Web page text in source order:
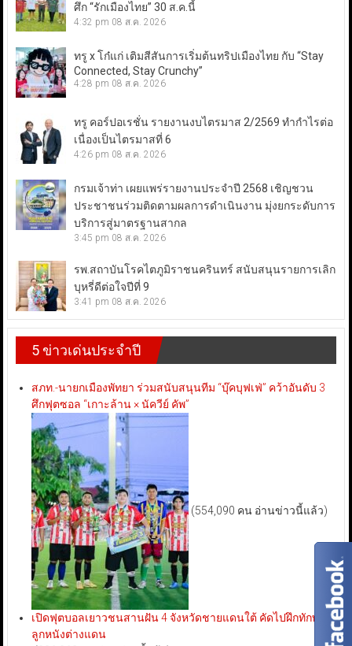
ศึก “รักเมืองไทย” 30 ส.ค.นี้
4:32 pm 08 ส.ค. 2026
ทรู x โก๋แก่ เติมสีสันการเริ่มต้นทริปเมืองไทย กับ “Stay
Connected, Stay Crunchy”
4:28 pm 08 ส.ค. 2026
ทรู คอร์ปอเรชั่น รายงานงบไตรมาส 2/2569 ทำกำไรต่อ
เนื่องเป็นไตรมาสที่ 6
4:26 pm 08 ส.ค. 2026
กรมเจ้าท่า เผยแพร่รายงานประจำปี 2568 เชิญชวน
ประชาชนร่วมติดตามผลการดำเนินงาน มุ่งยกระดับการ
บริการสู่มาตรฐานสากล
3:45 pm 08 ส.ค. 2026
รพ.สถาบันโรคไตภูมิราชนครินทร์ สนับสนุนรายการเลิก
บุหรี่ดีต่อใจปีที่ 9
3:41 pm 08 ส.ค. 2026
5 ข่าวเด่นประจำปี
สภท.-นายกเมืองพัทยา ร่วมสนับสนุนทีม “บุ๊คบุฟเฟ่” คว้าอันดับ 3
ศึกฟุตซอล “เกาะล้าน × นัควีย์ คัพ”
(554,090 คน อ่านข่าวนี้แล้ว)
เปิดฟุตบอลเยาวชนสานฝัน 4 จังหวัดชายแดนใต้ คัดไปฝึกทักษะ
ลูกหนังต่างแดน